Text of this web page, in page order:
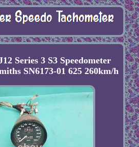
Series 3 S3 Speedometer
SN6173-01 625 260km/h